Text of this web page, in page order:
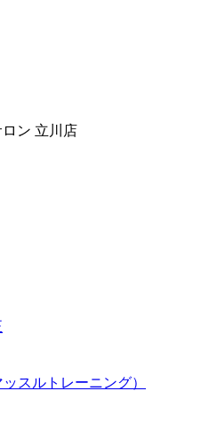
ン 立川店
スルトレーニング）